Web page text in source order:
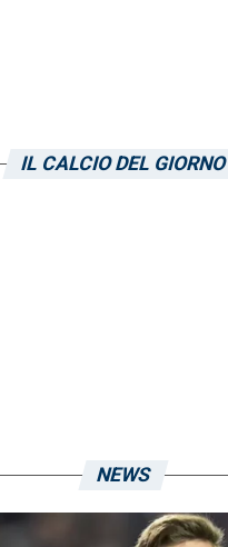
IL CALCIO DEL GIORNO
NEWS